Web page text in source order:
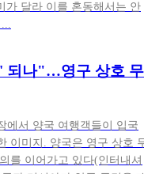
가 달라 이를 혼동해서는 안
되나"…영구 상호 무
에서 양국 여행객들이 입국
이미지. 양국은 영구 상호
를 이어가고 있다(인터내셔